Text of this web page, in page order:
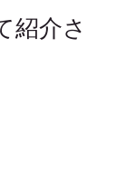
紹介さ